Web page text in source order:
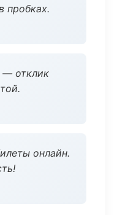
пробках.
— отклик
онлайн.